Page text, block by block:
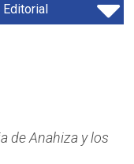
Editorial
de Anahiza y los